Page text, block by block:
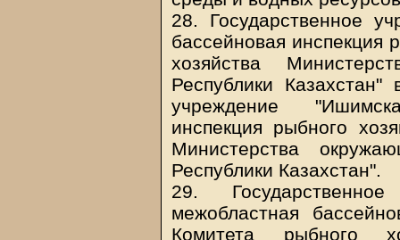
28. Государственное
бассейновая инспекция
хозяйства
Республики Казахстан"
учреждение
инспекция рыбного
Министерства
Республики Казахстан".
29.
межобластная
Комитета рыбного